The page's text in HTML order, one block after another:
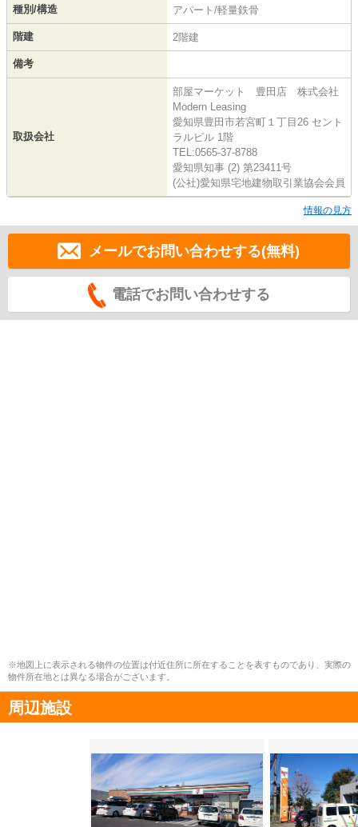
種別/構造 アパート/軽量鉄骨
階建 2階建
備考
取扱会社
部屋マーケット 豊田店 株式会社
Modern Leasing
愛知県豊田市若宮町１丁目26 セント
ラルビル 1階
TEL:0565-37-8788
愛知県知事 (2) 第23411号
(公社)愛知県宅地建物取引業協会会員
情報の見方
メールでお問い合わせする(無料)
電話でお問い合わせする
※地図上に表示される物件の位置は付近住所に所在することを表すものであり、実際の
物件所在地とは異なる場合がございます。
周辺施設